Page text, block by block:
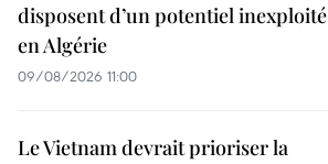
disposent d’un potentiel inexploité
en Algérie
09/08/2026 11:00
Le Vietnam devrait prioriser la